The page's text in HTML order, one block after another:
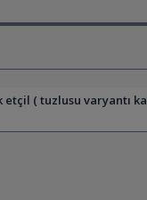
( tuzlusu varyantı